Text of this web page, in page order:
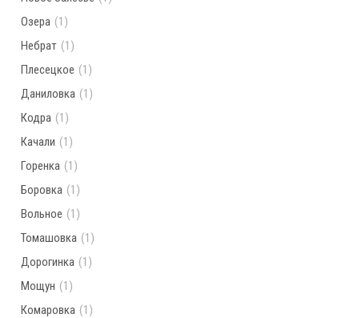
Озера (1)
Небрат (1)
Плесецкое (1)
Даниловка (1)
Кодра (1)
Качали (1)
Горенка (1)
Боровка (1)
Вольное (1)
Томашовка (1)
Дорогинка (1)
Мощун (1)
Комаровка (1)